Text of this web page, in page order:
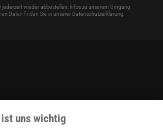
jederzeit wieder abbestellen. Infos zu unserem Umgang
Daten finden Sie in unserer Datenschutzerklärung.
uns wichtig